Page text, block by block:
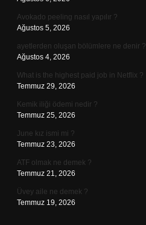
Avokado peeling nasıl yapılır ?
Ağustos 5, 2026
ayetlerden oluşan bölümlere ne denir ?
Ağustos 4, 2026
What is the highest paid job in Netflix ?
Temmuz 29, 2026
Kemik iliği ödemi nedir ?
Temmuz 25, 2026
June kız ismi mi ?
Temmuz 23, 2026
ATF olmak ne demek ?
Temmuz 21, 2026
Üvey aile ne demek ?
Temmuz 19, 2026